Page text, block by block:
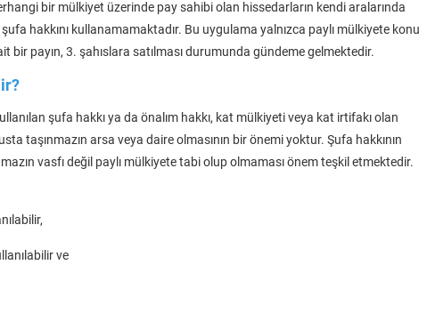
bir mülkiyet üzerinde pay sahibi olan hissedarların kendi aralarında
hakkını kullanamamaktadır. Bu uygulama yalnızca paylı mülkiyete konu
payın, 3. şahıslara satılması durumunda gündeme gelmektedir.
şufa hakkı ya da önalım hakkı, kat mülkiyeti veya kat irtifakı olan
taşınmazın arsa veya daire olmasının bir önemi yoktur. Şufa hakkının
vasfı değil paylı mülkiyete tabi olup olmaması önem teşkil etmektedir.
ve